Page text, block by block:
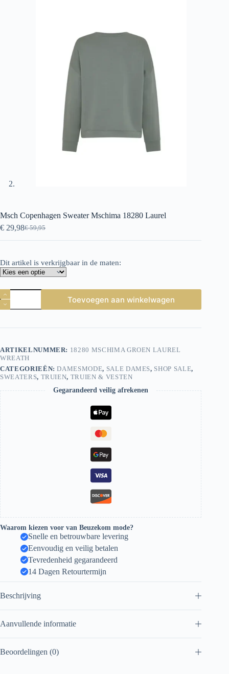
Msch Copenhagen Sweater Mschima 18280 Laurel
€59,95
Oorspronkelijke
prijs
€ 59,95.
€ 29,98Huidige
prijs
€ 29,98.
Dit artikel is verkrijgbaar in de maten:
Msch
Copenhagen
Sweater
18280
Toevoegen aan winkelwagen
ARTIKELNUMMER: 18280 MSCHIMA GROEN LAUREL
WREATH
CATEGORIEËN:DAMESMODE, SALE DAMES, SHOP SALE,
SWEATERS, TRUIEN, TRUIEN & VESTEN
Gegarandeerd veilig afrekenen
Waarom kiezen voor van Beuzekom mode?
Snelle en betrouwbare levering
Eenvoudig en veilig betalen
Tevredenheid gegarandeerd
14 Dagen Retourtermijn
Beschrijving
Aanvullende informatie
Beoordelingen (0)